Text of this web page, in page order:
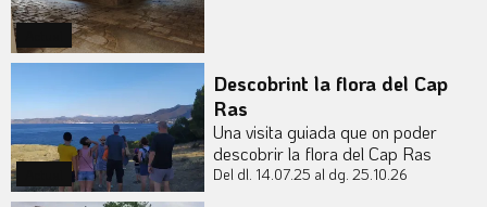
Descobrint la flora del Cap
Ras
Una visita guiada que on poder
descobrir la flora del Cap Ras
Del dl. 14.07.25 al dg. 25.10.26